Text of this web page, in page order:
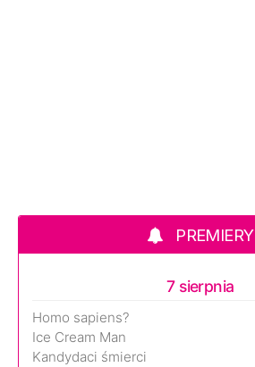
PREMIERY
7 sierpnia
Homo sapiens?
Ice Cream Man
Kandydaci śmierci